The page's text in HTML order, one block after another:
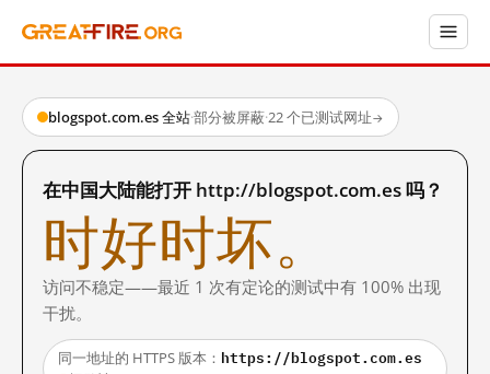
blogspot.com.es 全站·部分被屏蔽·22 个已测试网址→
在中国大陆能打开 http://blogspot.com.es 吗？
时好时坏。
访问不稳定——最近 1 次有定论的测试中有 100% 出现
干扰。
同一地址的 HTTPS 版本： https://blogspot.com.es